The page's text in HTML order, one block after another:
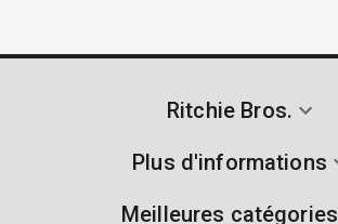
Ritchie Bros.
Plus d'informations
Meilleures catégories